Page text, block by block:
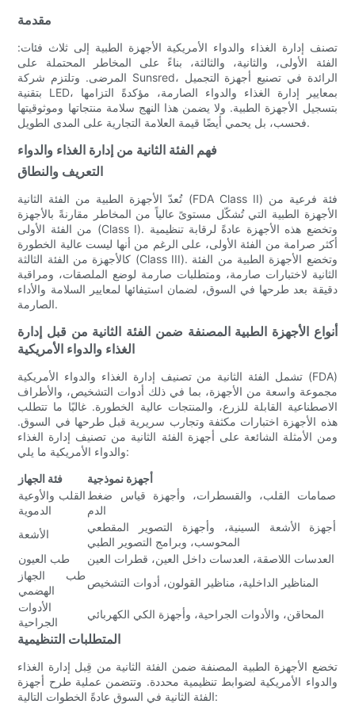
مقدمة
تصنف إدارة الغذاء والدواء الأمريكية الأجهزة الطبية إلى ثلاث فئات:
الفئة الأولى، والثانية، والثالثة، بناءً على المخاطر المحتملة على
المرضى. وتلتزم شركة Sunsred، الرائدة في تصنيع أجهزة التجميل
بتقنية LED، بمعايير إدارة الغذاء والدواء الصارمة، مؤكدةً التزامها
بتسجيل الأجهزة الطبية. ولا يضمن هذا النهج سلامة منتجاتها وموثوقيتها
فحسب، بل يحمي أيضًا قيمة العلامة التجارية على المدى الطويل.
فهم الفئة الثانية من إدارة الغذاء والدواء
التعريف والنطاق
تُعدّ الأجهزة الطبية من الفئة الثانية (FDA Class II) فئة فرعية من
الأجهزة الطبية التي تُشكّل مستوىً عالياً من المخاطر مقارنةً بالأجهزة
من الفئة الأولى (Class I). وتخضع هذه الأجهزة عادةً لرقابة تنظيمية
أكثر صرامة من الفئة الأولى، على الرغم من أنها ليست عالية الخطورة
كالأجهزة من الفئة الثالثة (Class III). وتخضع الأجهزة الطبية من الفئة
الثانية لاختبارات صارمة، ومتطلبات صارمة لوضع الملصقات، ومراقبة
دقيقة بعد طرحها في السوق، لضمان استيفائها لمعايير السلامة والأداء
الصارمة.
أنواع الأجهزة الطبية المصنفة ضمن الفئة الثانية من قبل إدارة
الغذاء والدواء الأمريكية
تشمل الفئة الثانية من تصنيف إدارة الغذاء والدواء الأمريكية (FDA)
مجموعة واسعة من الأجهزة، بما في ذلك أدوات التشخيص، والأطراف
الاصطناعية القابلة للزرع، والمنتجات عالية الخطورة. غالبًا ما تتطلب
هذه الأجهزة اختبارات مكثفة وتجارب سريرية قبل طرحها في السوق.
ومن الأمثلة الشائعة على أجهزة الفئة الثانية من تصنيف إدارة الغذاء
والدواء الأمريكية ما يلي:
فئة الجهاز
أجهزة نموذجية
القلب والأوعية
الدموية
صمامات القلب، والقسطرات، وأجهزة قياس ضغط
الدم
الأشعة
أجهزة الأشعة السينية، وأجهزة التصوير المقطعي
المحوسب، وبرامج التصوير الطبي
طب العيون
العدسات اللاصقة، العدسات داخل العين، قطرات العين
طب الجهاز
الهضمي
المناظير الداخلية، مناظير القولون، أدوات التشخيص
الأدوات
الجراحية
المحاقن، والأدوات الجراحية، وأجهزة الكي الكهربائي
المتطلبات التنظيمية
تخضع الأجهزة الطبية المصنفة ضمن الفئة الثانية من قِبل إدارة الغذاء
والدواء الأمريكية لضوابط تنظيمية محددة. وتتضمن عملية طرح أجهزة
الفئة الثانية في السوق عادةً الخطوات التالية: